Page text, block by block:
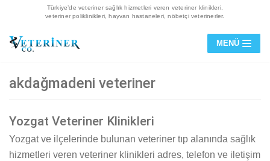
geç
Türkiye’de veteriner sağlık hizmetleri veren veteriner klinikleri,
veteriner poliklinikleri, hayvan hastaneleri, nöbetçi veterinerler.
MENÜ
akdağmadeni veteriner
Yozgat Veteriner Klinikleri
Yozgat ve ilçelerinde bulunan veteriner tıp alanında sağlık
hizmetleri veren veteriner klinikleri adres, telefon ve iletişim